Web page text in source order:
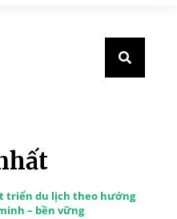
triển du lịch theo hướng
– bền vững